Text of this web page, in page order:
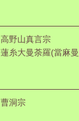
高野山真言宗
蓮糸大曼荼羅(當麻
曹洞宗